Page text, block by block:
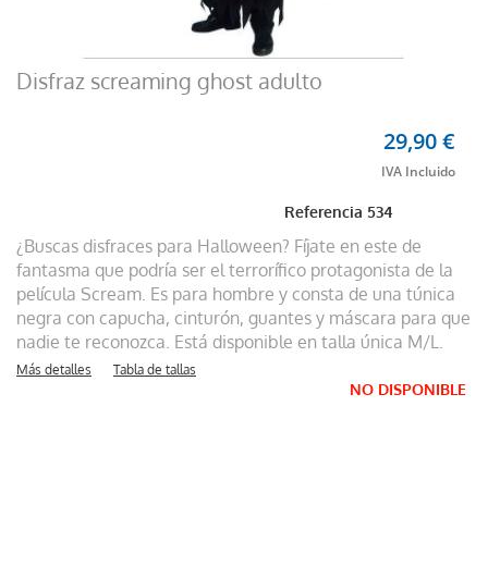
Disfraz screaming ghost adulto
Referencia 534
29,90 €
¿Buscas disfraces para Halloween? Fíjate en este de
fantasma que podría ser el terrorífico protagonista de la
película Scream. Es para hombre y consta de una túnica
negra con capucha, cinturón, guantes y máscara para que
nadie te reconozca. Está disponible en talla única M/L.
Más detalles Tabla de tallas
NO DISPONIBLE